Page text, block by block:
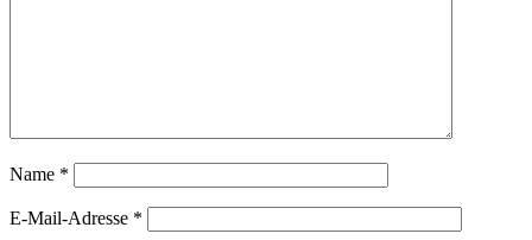
Name *
E-Mail-Adresse *